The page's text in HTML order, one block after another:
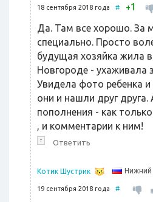
18 сентября 2018 года # +1
Да. Там все хорошо. За
специально. Просто
будущая хозяйка жила
Новгороде - ухаживала
Увидела фото ребенка
они и нашли друг
пополнения - как
, и комментарии к ним!
↑ Ответить
Котик Шустрик
19 сентября 2018 года #